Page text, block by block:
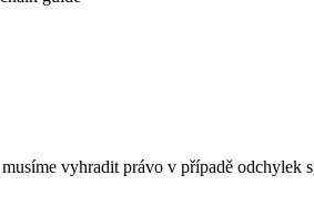
vyhradit právo v případě odchylek